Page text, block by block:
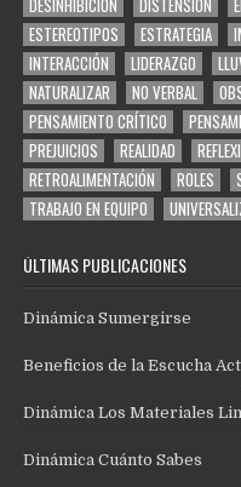
DESINHIBICIÓN
DISTENSIÓN
ESTEREOTIPOS
ESTRATEGIA
INTERACCIÓN
LIDERAZGO
NATURALIZAR
NO VERBAL
PENSAMIENTO CRÍTICO
PREJUICIOS
REALIDAD
RETROALIMENTACIÓN
ROLES
TRABAJO EN EQUIPO
ÚLTIMAS PUBLICACIONES
Dinámica Sumergirse
Beneficios de la Escucha
Dinámica Los Materiales
Dinámica Cuánto Sabes